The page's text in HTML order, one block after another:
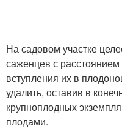
На садовом участке
саженцев с
вступления их в
удалить, оставив в
крупноплодных
плодами.